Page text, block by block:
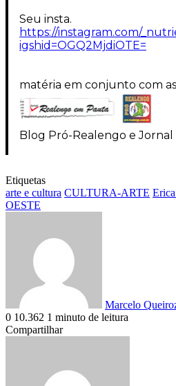
Seu insta.
https://instagram.com/
igshid=OGQ2MjdiOTE=
matéria em conjunto com as
Blog Pró-Realengo e
Etiquetas
arte e cultura CULTURA-ARTE
OESTE
Marcelo
0 10.362 1 minuto de leitura
Facebook
X
Linkedin
Pinterest
Skype
Messenger
Messenger
WhatsApp
Telegram
Compartilhar